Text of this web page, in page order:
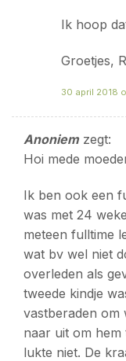
Ik hoop
Groetjes,
30 april 2018
Anoniem zegt:
Hoi mede
Ik ben ook een
was met 24
meteen fulltime
wat bv wel niet
overleden als
tweede kindje
vastberaden om
naar uit om
lukte niet. De